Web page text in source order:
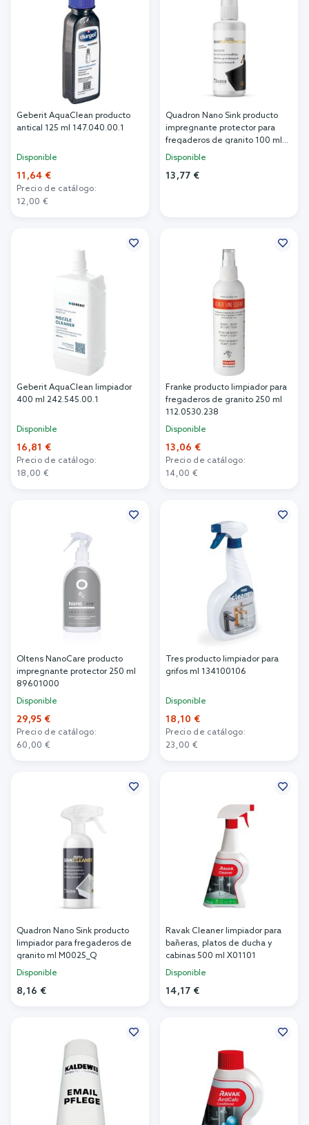
Geberit AquaClean producto
antical 125 ml 147.040.00.1
Disponible
11,64 €
Precio de catálogo:
12,00 €
Quadron Nano Sink producto
impregnante protector para
fregaderos de granito 100 ml
M0026_Q
Disponible
13,77 €
Geberit AquaClean limpiador
400 ml 242.545.00.1
Disponible
16,81 €
Precio de catálogo:
18,00 €
Franke producto limpiador para
fregaderos de granito 250 ml
112.0530.238
Disponible
13,06 €
Precio de catálogo:
14,00 €
Oltens NanoCare producto
impregnante protector 250 ml
89601000
Disponible
29,95 €
Precio de catálogo:
60,00 €
Tres producto limpiador para
grifos ml 134100106
Disponible
18,10 €
Precio de catálogo:
23,00 €
Quadron Nano Sink producto
limpiador para fregaderos de
granito ml M0025_Q
Disponible
8,16 €
Ravak Cleaner limpiador para
bañeras, platos de ducha y
cabinas 500 ml X01101
Disponible
14,17 €